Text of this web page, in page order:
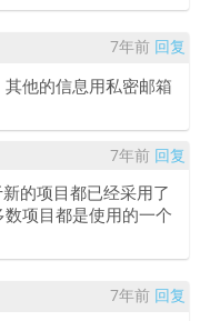
7年前 回复
他的信息用私密邮箱
7年前 回复
的项目都已经采用了
项目都是使用的一个
7年前 回复